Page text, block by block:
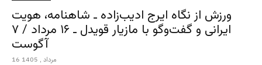
ورزش از نگاه ایرج ادیب‌زاده ـ شاهنامه، هویت
ایرانی و گفت‌وگو با مازیار قویدل ـ ۱۶ مرداد / ۷
آگوست
16 مرداد , 1405